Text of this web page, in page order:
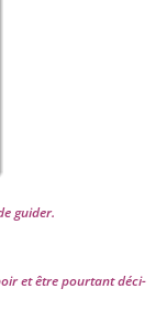
gui­der.
et être pour­tant déci­